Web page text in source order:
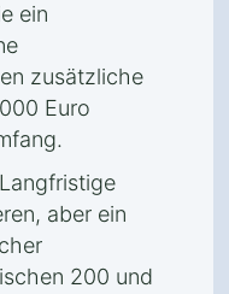
ein
zusätzliche
Euro
Langfristige
aber ein
200 und